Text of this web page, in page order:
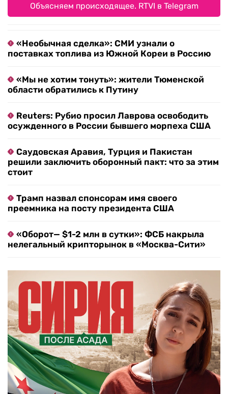
Объясняем происходящее. RTVI в Telegram
«Необычная сделка»: СМИ узнали о
поставках топлива из Южной Кореи в Россию
«Мы не хотим тонуть»: жители Тюменской
области обратились к Путину
Reuters: Рубио просил Лаврова освободить
осужденного в России бывшего морпеха США
Саудовская Аравия, Турция и Пакистан
решили заключить оборонный пакт: что за этим
стоит
Трамп назвал спонсорам имя своего
преемника на посту президента США
«Оборот— $1-2 млн в сутки»: ФСБ накрыла
нелегальный крипторынок в «Москва-Сити»